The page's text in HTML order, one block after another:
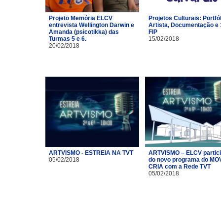
Projeto Memória ELCV
entrevista Wellington Darwin e
Amanda (psicotikka) das
Turmas 5 e 6.
20/02/2018
Projetos Culturais:
Artista, Documentação e
FIP
15/02/2018
ARTVISMO - ESTREIA NA TVT
05/02/2018
ARTVISMO – ELCV
do novo programa do
CRIA com a Rede TVT
05/02/2018